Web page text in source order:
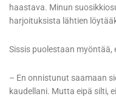
haastava. Minun
harjoituksista lähtien
Sissis puolestaan myöntää,
– En onnistunut saamaan
kaudellani. Mutta eipä silti,